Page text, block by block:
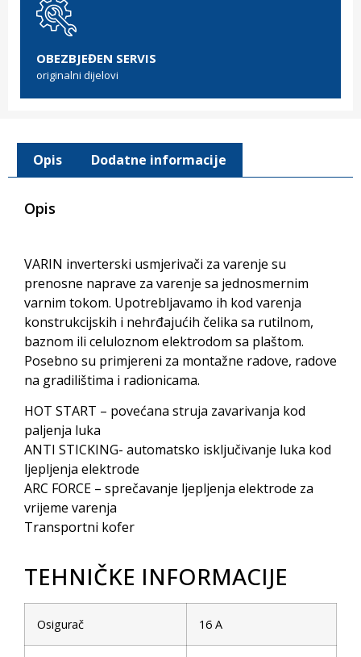
OBEZBJEĐEN SERVIS
originalni dijelovi
Opis Dodatne informacije
Opis
VARIN inverterski usmjerivači za varenje su
prenosne naprave za varenje sa jednosmernim
varnim tokom. Upotrebljavamo ih kod varenja
konstrukcijskih i nehrđajućih čelika sa rutilnom,
baznom ili celuloznom elektrodom sa plaštom.
Posebno su primjereni za montažne radove, radove
na gradilištima i radionicama.
HOT START – povećana struja zavarivanja kod
paljenja luka
ANTI STICKING- automatsko isključivanje luka kod
ljepljenja elektrode
ARC FORCE – sprečavanje ljepljenja elektrode za
vrijeme varenja
Transportni kofer
TEHNIČKE INFORMACIJE
Osigurač 16 A